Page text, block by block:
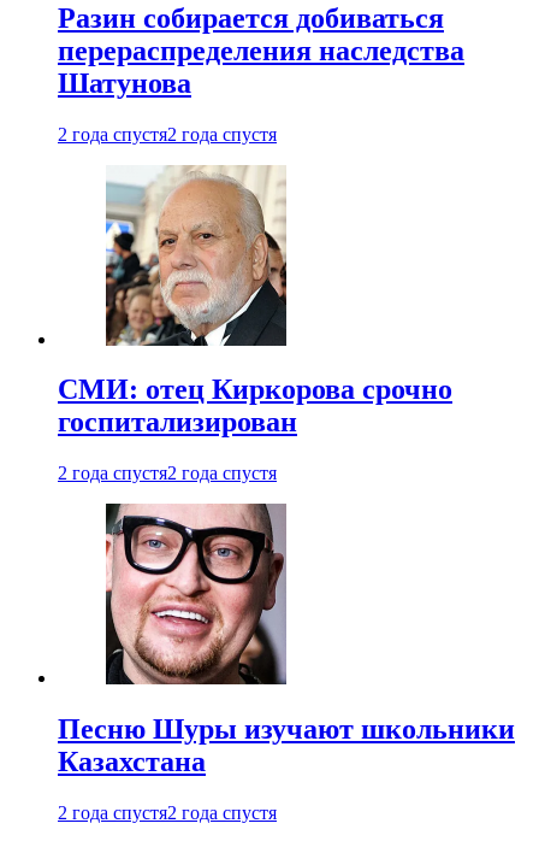
Разин собирается добиваться
перераспределения наследства
Шатунова
2 года спустя2 года спустя
СМИ: отец Киркорова срочно
госпитализирован
2 года спустя2 года спустя
Песню Шуры изучают школьники
Казахстана
2 года спустя2 года спустя